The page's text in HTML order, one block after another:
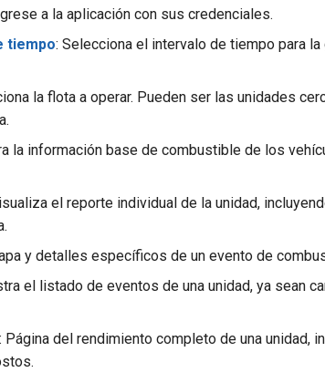
a la aplicación con sus credenciales.
tiempo: Selecciona el intervalo de tiempo para
la flota a operar. Pueden ser las unidades
la información base de combustible de los
el reporte individual de la unidad,
y detalles específicos de un evento de
el listado de eventos de una unidad, ya sean
: Página del rendimiento completo de una unidad,